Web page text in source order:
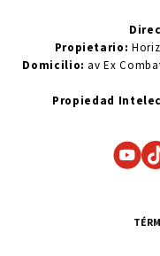
Propietario:
Domicilio: av Ex
Propiedad